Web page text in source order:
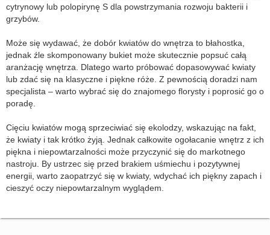
cytrynowy lub polopirynę S dla powstrzymania rozwoju bakterii i
grzybów.
Może się wydawać, że dobór kwiatów do wnętrza to błahostka,
jednak źle skomponowany bukiet może skutecznie popsuć całą
aranżację wnętrza. Dlatego warto próbować dopasowywać kwiaty
lub zdać się na klasyczne i piękne róże. Z pewnością doradzi nam
specjalista – warto wybrać się do znajomego florysty i poprosić go o
poradę.
Cięciu kwiatów mogą sprzeciwiać się ekolodzy, wskazując na fakt,
że kwiaty i tak krótko żyją. Jednak całkowite ogołacanie wnętrz z ich
piękna i niepowtarzalności może przyczynić się do markotnego
nastroju. By ustrzec się przed brakiem uśmiechu i pozytywnej
energii, warto zaopatrzyć się w kwiaty, wdychać ich piękny zapach i
cieszyć oczy niepowtarzalnym wyglądem.